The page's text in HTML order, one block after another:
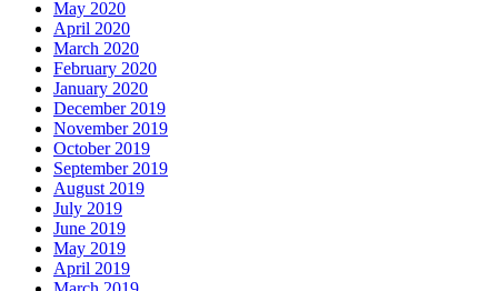
May 2020
April 2020
March 2020
February 2020
January 2020
December 2019
November 2019
October 2019
September 2019
August 2019
July 2019
June 2019
May 2019
April 2019